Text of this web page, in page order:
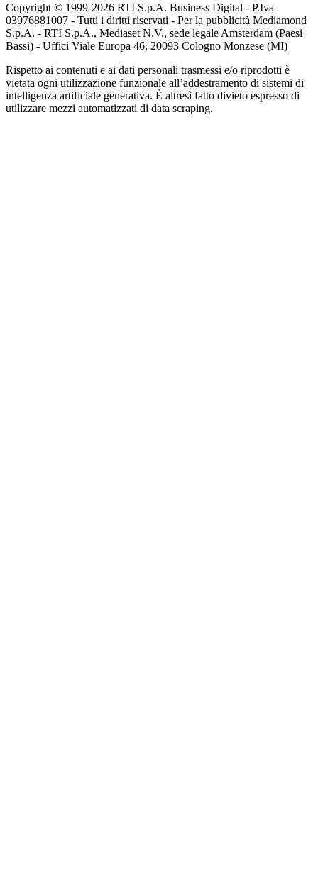
Copyright © 1999-2026 RTI S.p.A. Business Digital - P.Iva
03976881007 - Tutti i diritti riservati - Per la pubblicità Mediamond
S.p.A. - RTI S.p.A., Mediaset N.V., sede legale Amsterdam (Paesi
Bassi) - Uffici Viale Europa 46, 20093 Cologno Monzese (MI)
Rispetto ai contenuti e ai dati personali trasmessi e/o riprodotti è
vietata ogni utilizzazione funzionale all’addestramento di sistemi di
intelligenza artificiale generativa. È altresì fatto divieto espresso di
utilizzare mezzi automatizzati di data scraping.